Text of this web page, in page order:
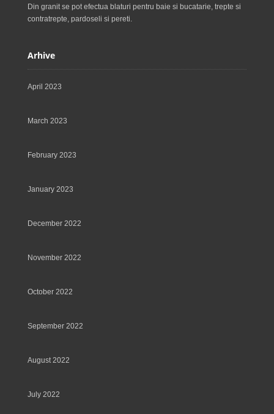
Din granit se pot efectua blaturi pentru baie si bucatarie, trepte si
contratrepte, pardoseli si pereti.
Arhive
April 2023
March 2023
February 2023
January 2023
December 2022
November 2022
October 2022
September 2022
August 2022
July 2022